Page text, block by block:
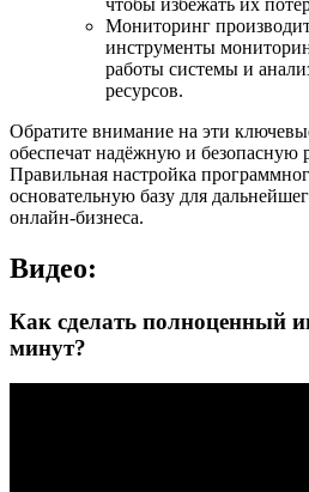
Мониторинг
инструменты
работы системы и
ресурсов.
Обратите внимание на эти
обеспечат надёжную и безопасную
Правильная настройка
основательную базу для
онлайн-бизнеса.
Видео:
Как сделать полноценный
минут?